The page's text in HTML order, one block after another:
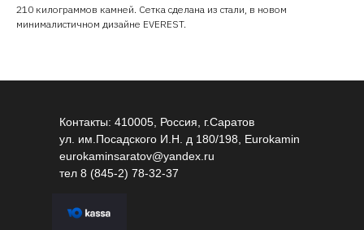
210 килограммов камней. Сетка сделана из стали, в новом
минималистичном дизайне EVEREST.
Контакты: 410005, Россия, г.Саратов
ул. им.Посадского И.Н. д 180/198, Eurokamin
eurokaminsaratov@yandex.ru
тел 8 (845-2) 78-32-37